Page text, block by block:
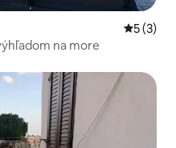
5 (3)
na more